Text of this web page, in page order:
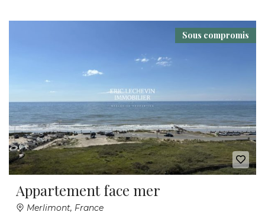
Sous compromis
Appartement face mer
Merlimont, France